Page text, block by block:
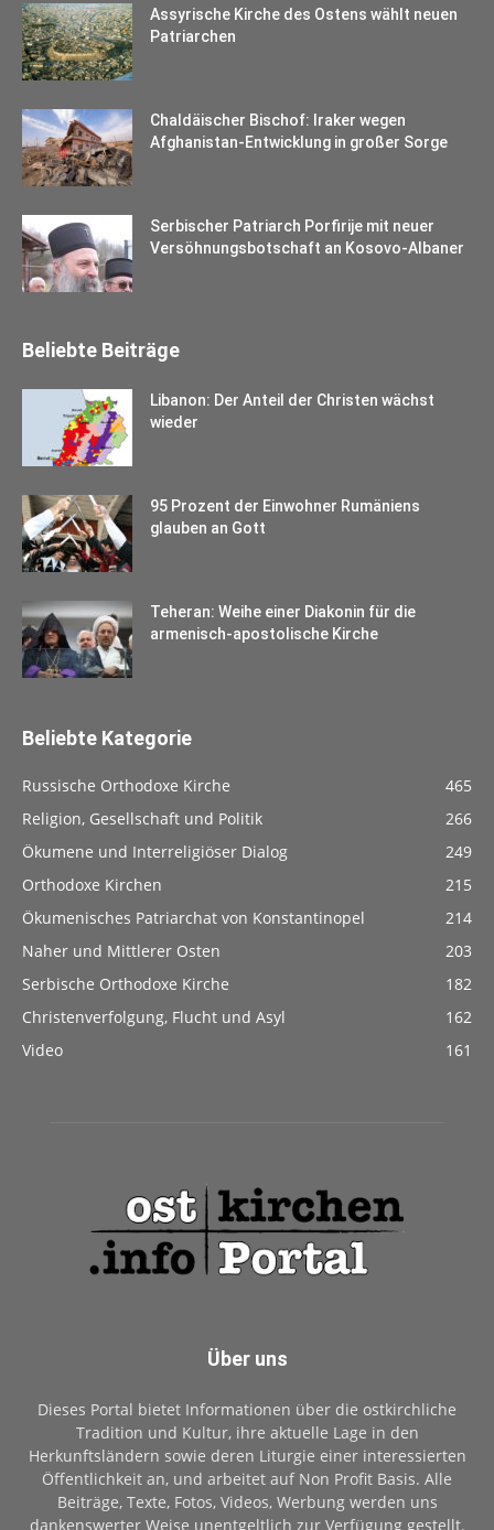
Assyrische Kirche des Ostens wählt neuen
Patriarchen
Chaldäischer Bischof: Iraker wegen
Afghanistan-Entwicklung in großer Sorge
Serbischer Patriarch Porfirije mit neuer
Versöhnungsbotschaft an Kosovo-Albaner
Beliebte Beiträge
Libanon: Der Anteil der Christen wächst
wieder
95 Prozent der Einwohner Rumäniens
glauben an Gott
Teheran: Weihe einer Diakonin für die
armenisch-apostolische Kirche
Beliebte Kategorie
Russische Orthodoxe Kirche
465
Religion, Gesellschaft und Politik
266
Ökumene und Interreligiöser Dialog
249
Orthodoxe Kirchen
215
Ökumenisches Patriarchat von Konstantinopel
214
Naher und Mittlerer Osten
203
Serbische Orthodoxe Kirche
182
Christenverfolgung, Flucht und Asyl
162
Video
161
Über uns
Dieses Portal bietet Informationen über die ostkirchliche
Tradition und Kultur, ihre aktuelle Lage in den
Herkunftsländern sowie deren Liturgie einer interessierten
Öffentlichkeit an, und arbeitet auf Non Profit Basis. Alle
Beiträge, Texte, Fotos, Videos, Werbung werden uns
dankenswerter Weise unentgeltlich zur Verfügung gestellt.